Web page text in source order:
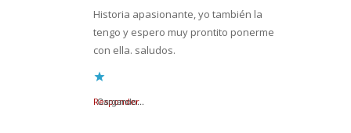
Historia apasionante, yo también la
tengo y espero muy prontito ponerme
con ella. saludos.
Cargando...
Responder